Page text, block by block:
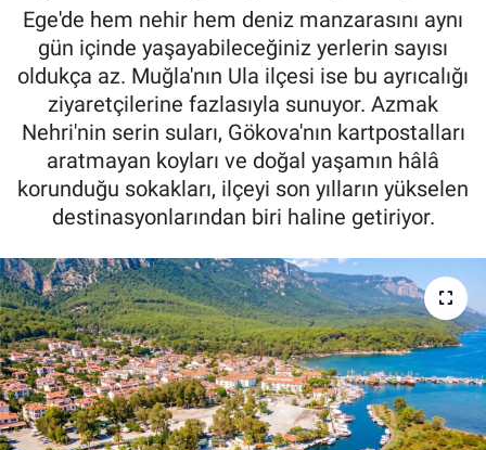
Ege'de hem nehir hem deniz manzarasını aynı
gün içinde yaşayabileceğiniz yerlerin sayısı
oldukça az. Muğla'nın Ula ilçesi ise bu ayrıcalığı
ziyaretçilerine fazlasıyla sunuyor. Azmak
Nehri'nin serin suları, Gökova'nın kartpostalları
aratmayan koyları ve doğal yaşamın hâlâ
korunduğu sokakları, ilçeyi son yılların yükselen
destinasyonlarından biri haline getiriyor.
Tüm Manşetler
Son Dakika Haberleri
Haber Arşivi